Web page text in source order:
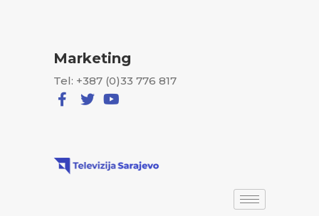
Marketing
Tel: +387 (0)33 776 817